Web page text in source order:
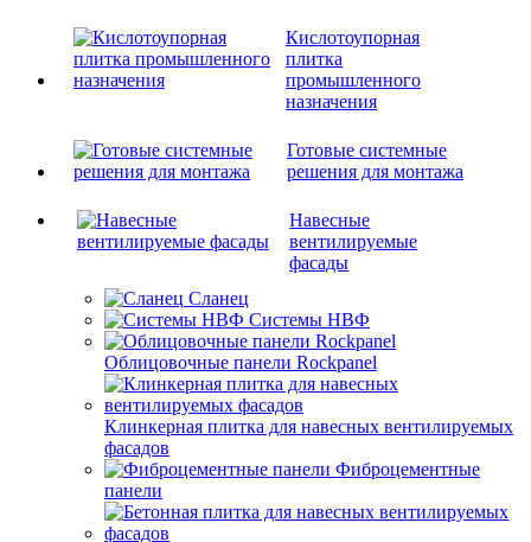
Кислотоупорная
плитка
промышленного
назначения
Готовые системные
решения для монтажа
Навесные
вентилируемые
фасады
Сланец
Системы НВФ
Облицовочные панели Rockpanel
Клинкерная плитка для навесных вентилируемых
фасадов
Фиброцементные
панели